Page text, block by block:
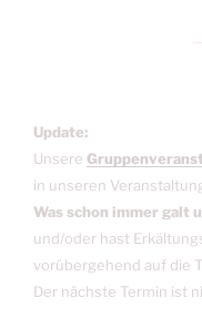
Update:
Unsere
in unseren
Was schon immer galt
und/oder hast
vorübergehend auf die
Der nächste Termin ist